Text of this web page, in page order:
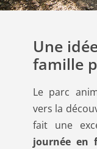
Une
famille
Le parc
vers la
fait une
journée en